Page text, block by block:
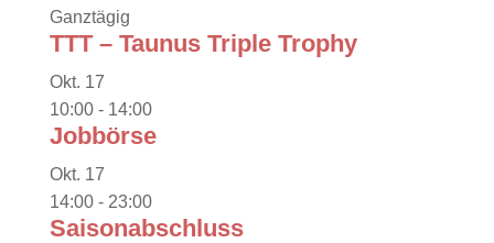
Ganztägig
TTT – Taunus Triple Trophy
Okt. 17
10:00- 14:00
Jobbörse
Okt. 17
14:00- 23:00
Saisonabschluss